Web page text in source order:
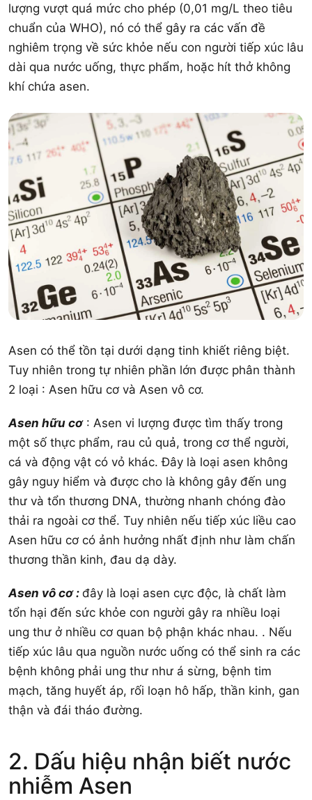
lượng vượt quá mức cho phép (0,01 mg/L theo tiêu
chuẩn của WHO), nó có thể gây ra các vấn đề
nghiêm trọng về sức khỏe nếu con người tiếp xúc lâu
dài qua nước uống, thực phẩm, hoặc hít thở không
khí chứa asen.
Asen có thể tồn tại dưới dạng tinh khiết riêng biệt.
Tuy nhiên trong tự nhiên phần lớn được phân thành
2 loại : Asen hữu cơ và Asen vô cơ.
Asen hữu cơ: Asen vi lượng được tìm thấy trong
một số thực phẩm, rau củ quả, trong cơ thể người,
cá và động vật có vỏ khác. Đây là loại asen không
gây nguy hiểm và được cho là không gây đến ung
thư và tổn thương DNA, thường nhanh chóng đào
thải ra ngoài cơ thể. Tuy nhiên nếu tiếp xúc liều cao
Asen hữu cơ có ảnh hưởng nhất định như làm chấn
thương thần kinh, đau dạ dày.
Asen vô cơ : đây là loại asen cực độc, là chất làm
tổn hại đến sức khỏe con người gây ra nhiều loại
ung thư ở nhiều cơ quan bộ phận khác nhau. . Nếu
tiếp xúc lâu qua nguồn nước uống có thể sinh ra các
bệnh không phải ung thư như á sừng, bệnh tim
mạch, tăng huyết áp, rối loạn hô hấp, thần kinh, gan
thận và đái tháo đường.
2. Dấu hiệu nhận biết nước
nhiễm Asen